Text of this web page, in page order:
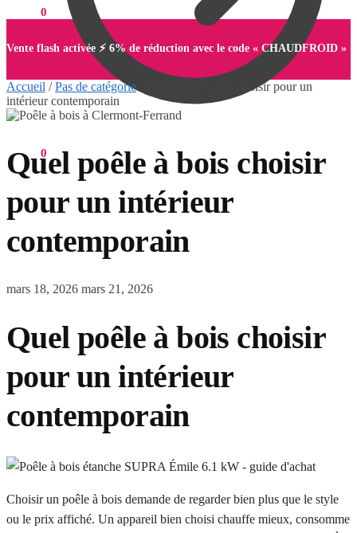
0,00 0
0
Vente flash activée ⚡ 6% de réduction avec le code « CHAUDFROID »
Accueil /Pas de catégorie
Quel poêle à bois choisir pour un
intérieur contemporain
Quel poêle à bois choisir
pour un intérieur
contemporain
mars 18, 2026 mars 21, 2026
Quel poêle à bois choisir
pour un intérieur
contemporain
Choisir un poêle à bois demande de regarder bien plus que le style
ou le prix affiché. Un appareil bien choisi chauffe mieux, consomme